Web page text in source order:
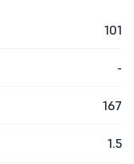
101
-
167
1.5